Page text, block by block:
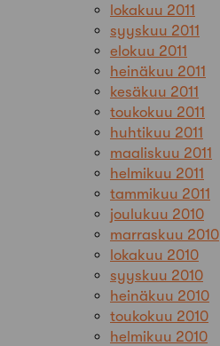
lokakuu 2011
syyskuu 2011
elokuu 2011
heinäkuu 2011
kesäkuu 2011
toukokuu 2011
huhtikuu 2011
maaliskuu 2011
helmikuu 2011
tammikuu 2011
joulukuu 2010
marraskuu 2010
lokakuu 2010
syyskuu 2010
heinäkuu 2010
toukokuu 2010
helmikuu 2010